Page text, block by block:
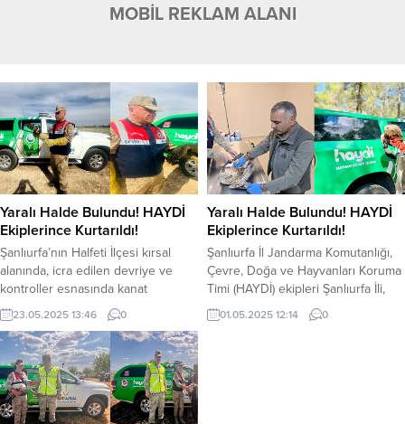
MOBİL REKLAM ALANI
Yaralı Halde Bulundu! HAYDİ
Ekiplerince Kurtarıldı!
Şanlıurfa’nın Halfeti İlçesi kırsal
alanında, icra edilen devriye ve
kontroller esnasında kanat
kısmından yaralanmış 1 Kızıl Şahin
bulundu. Şanlıurfa İl Jandarma
Komutanlığı, Çevre, Doğa ve
Hayvanları Koruma Timi (HAYDİ)
ekiplerince; 20.05.2025 günü,
Şanlıurfa İli, Halfeti İlçesi kırsal
alanında, icra edilen devriye ve
23.05.2025 13:46 0
Yaralı Halde Bulundu! HAYDİ
Ekiplerince Kurtarıldı!
Şanlıurfa İl Jandarma Komutanlığı,
Çevre, Doğa ve Hayvanları Koruma
Timi (HAYDİ) ekipleri Şanlıurfa İli,
Viranşehir İlçesi kırsal alanında icra
edilen devriye ve kontroller
01.05.2025 12:14 0